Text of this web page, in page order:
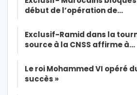
début de l’opération de…
Exclusif-Ramid dans la
source à la CNSS affirme à…
Le roi Mohammed VI opéré
succès »